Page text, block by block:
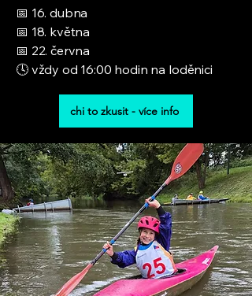
📅 16. dubna
📅 18. května
📅 22. června
🕓 vždy od 16:00 hodin na loděnici
chi to zkusit - více info